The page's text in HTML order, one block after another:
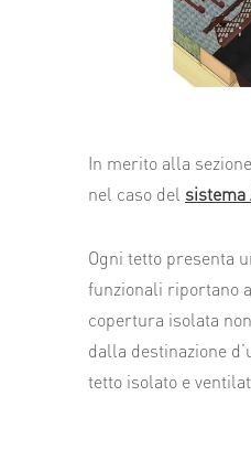
In merito alla
nel caso del sistema
Ogni tetto presenta
funzionali riportano
copertura isolata
dalla destinazione
tetto isolato e